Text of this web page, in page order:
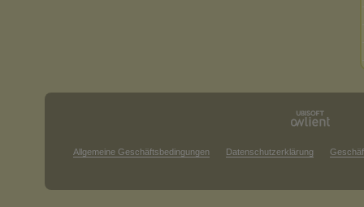
Allgemeine Geschäftsbedingungen Datenschutzerklärung